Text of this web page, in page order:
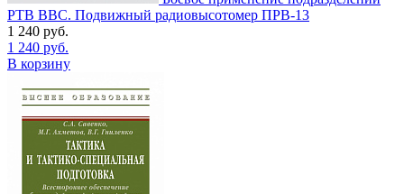
РТВ ВВС. Подвижный радиовысотомер ПРВ-13
1 240 руб.
1 240 руб.
В корзину